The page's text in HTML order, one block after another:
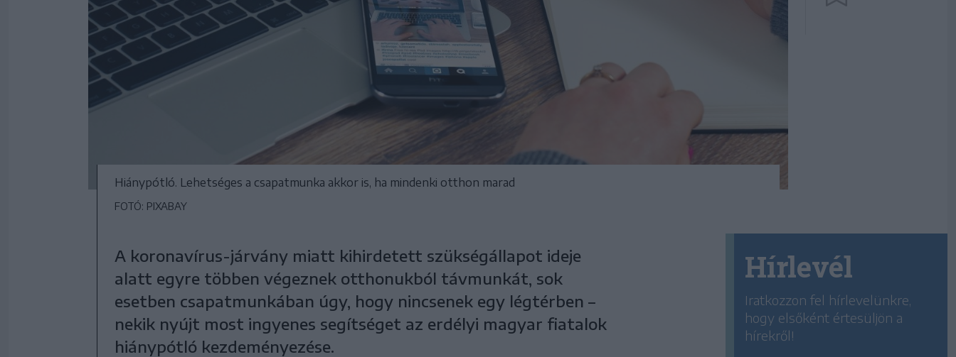
Hiánypótló. Lehetséges a csapatmunka akkor is, ha mindenki otthon marad
FOTÓ: PIXABAY
A koronavírus-járvány miatt kihirdetett szükségállapot ideje
alatt egyre többen végeznek otthonukból távmunkát, sok
esetben csapatmunkában úgy, hogy nincsenek egy légtérben –
nekik nyújt most ingyenes segítséget az erdélyi magyar fiatalok
hiánypótló kezdeményezése.
Hírlevél
Iratkozzon fel hírlevelünkre,
hogy elsőként értesüljön a
hírekről!